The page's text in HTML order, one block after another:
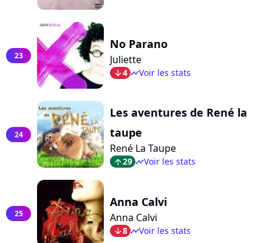
23
No Parano
Juliette
arrow_bot4 timelineVoir les stats
24
Les aventures de René la
taupe
René La Taupe
arrow_top29 timelineVoir les stats
25
Anna Calvi
Anna Calvi
arrow_bot8 timelineVoir les stats